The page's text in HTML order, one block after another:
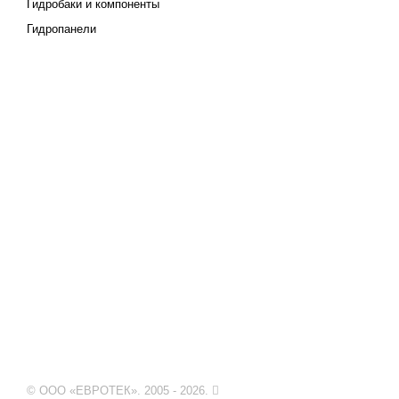
Гидробаки и компоненты
Гидропанели
© ООО «ЕВРОТЕК». 2005 - 2026.